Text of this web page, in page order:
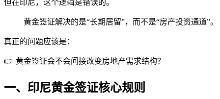
但在印尼，这个逻辑是错误的。
黄金签证解决的是“长期居留”，而不是“房产投资通道”。
真正的问题应该是：
👉 黄金签证会不会间接改变房地产需求结构？
一、印尼黄金签证核心规则